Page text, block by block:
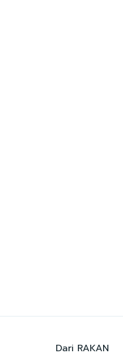
Dari RAKAN